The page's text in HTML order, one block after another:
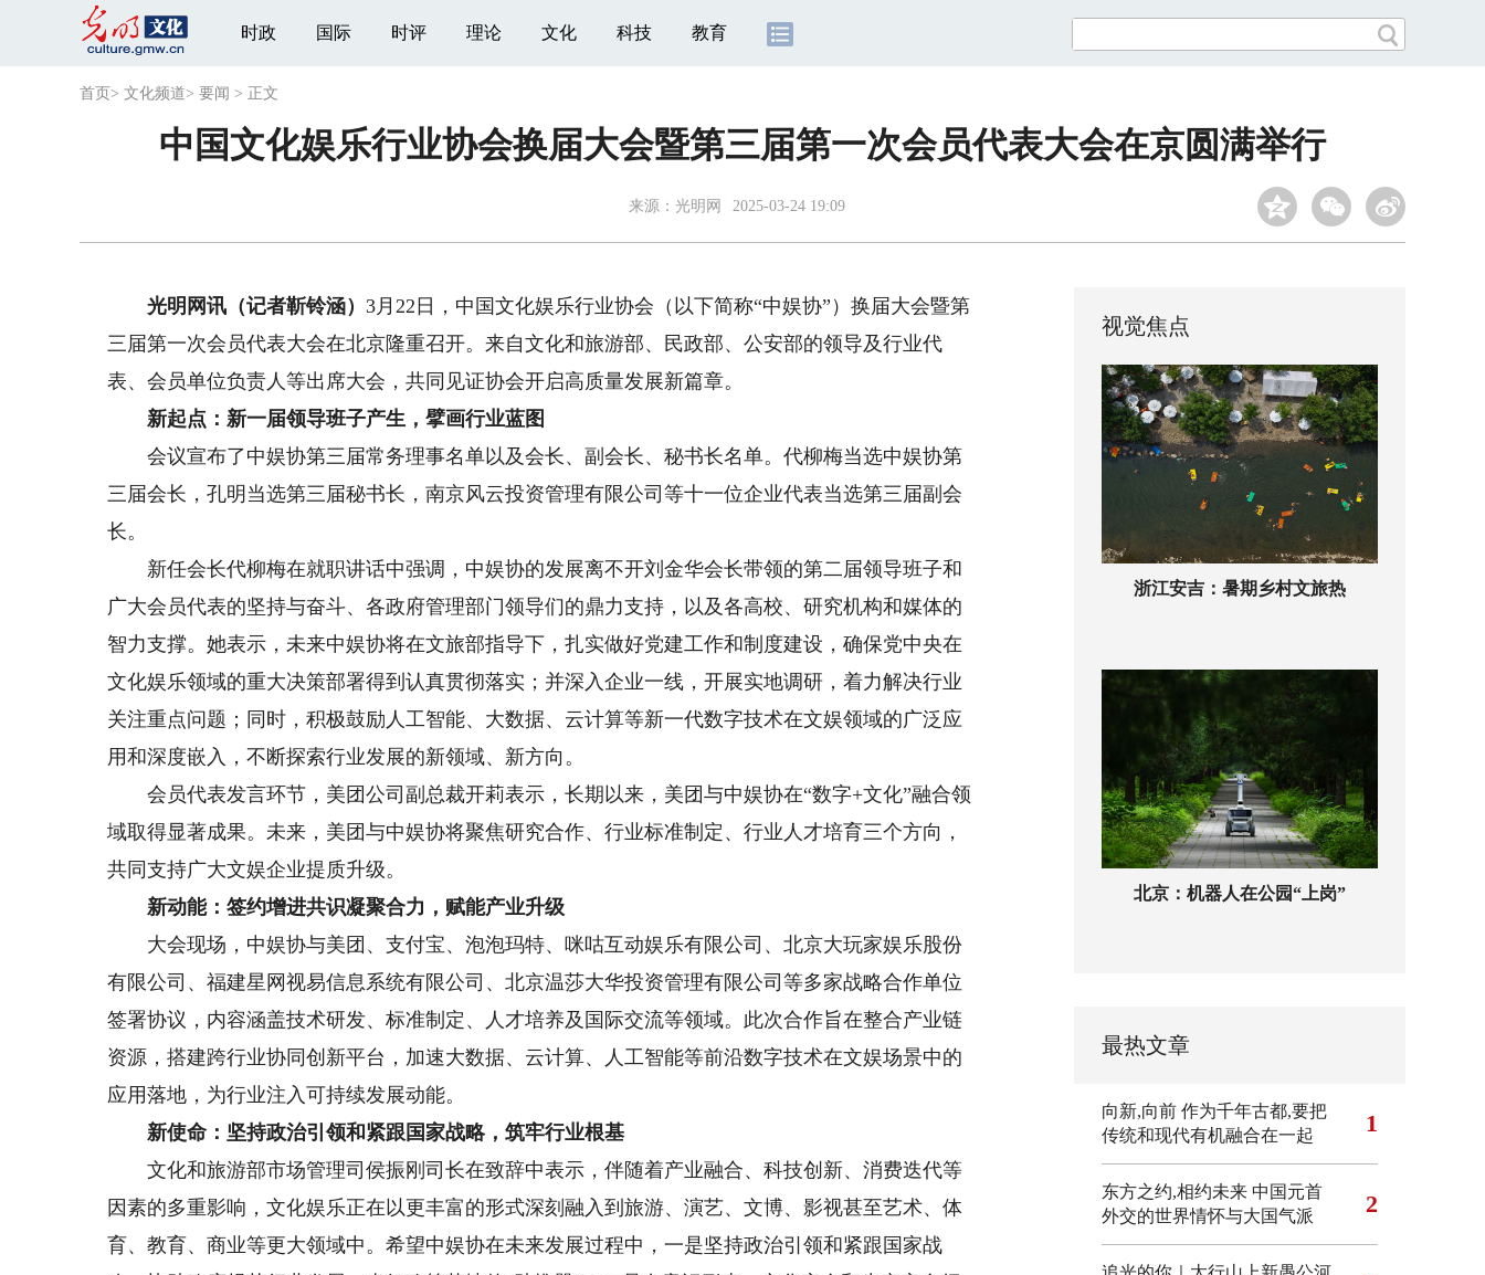
时政 国际 时评 理论 文化 科技 教育
首页 > 文化频道> 要闻 > 正文
中国文化娱乐行业协会换届大会暨第三届第一次会员代表大会在京圆满举行
来源： 光明网 2025-03-24 19:09
光明网讯（记者靳铃涵）3月22日，中国文化娱乐行业协会（以下简称“中娱协”）换届大会暨第
三届第一次会员代表大会在北京隆重召开。来自文化和旅游部、民政部、公安部的领导及行业代
表、会员单位负责人等出席大会，共同见证协会开启高质量发展新篇章。
新起点：新一届领导班子产生，擘画行业蓝图
会议宣布了中娱协第三届常务理事名单以及会长、副会长、秘书长名单。代柳梅当选中娱协第
三届会长，孔明当选第三届秘书长，南京风云投资管理有限公司等十一位企业代表当选第三届副会
长。
新任会长代柳梅在就职讲话中强调，中娱协的发展离不开刘金华会长带领的第二届领导班子和
广大会员代表的坚持与奋斗、各政府管理部门领导们的鼎力支持，以及各高校、研究机构和媒体的
智力支撑。她表示，未来中娱协将在文旅部指导下，扎实做好党建工作和制度建设，确保党中央在
文化娱乐领域的重大决策部署得到认真贯彻落实；并深入企业一线，开展实地调研，着力解决行业
关注重点问题；同时，积极鼓励人工智能、大数据、云计算等新一代数字技术在文娱领域的广泛应
用和深度嵌入，不断探索行业发展的新领域、新方向。
会员代表发言环节，美团公司副总裁开莉表示，长期以来，美团与中娱协在“数字+文化”融合领
域取得显著成果。未来，美团与中娱协将聚焦研究合作、行业标准制定、行业人才培育三个方向，
共同支持广大文娱企业提质升级。
新动能：签约增进共识凝聚合力，赋能产业升级
大会现场，中娱协与美团、支付宝、泡泡玛特、咪咕互动娱乐有限公司、北京大玩家娱乐股份
有限公司、福建星网视易信息系统有限公司、北京温莎大华投资管理有限公司等多家战略合作单位
签署协议，内容涵盖技术研发、标准制定、人才培养及国际交流等领域。此次合作旨在整合产业链
资源，搭建跨行业协同创新平台，加速大数据、云计算、人工智能等前沿数字技术在文娱场景中的
应用落地，为行业注入可持续发展动能。
新使命：坚持政治引领和紧跟国家战略，筑牢行业根基
文化和旅游部市场管理司侯振刚司长在致辞中表示，伴随着产业融合、科技创新、消费迭代等
因素的多重影响，文化娱乐正在以更丰富的形式深刻融入到旅游、演艺、文博、影视甚至艺术、体
育、教育、商业等更大领域中。希望中娱协在未来发展过程中，一是坚持政治引领和紧跟国家战
视觉焦点
浙江安吉：暑期乡村文旅热
北京：机器人在公园“上岗”
最热文章
向新,向前 作为千年古都,要把
传统和现代有机融合在一起
1
东方之约,相约未来 中国元首
外交的世界情怀与大国气派
2